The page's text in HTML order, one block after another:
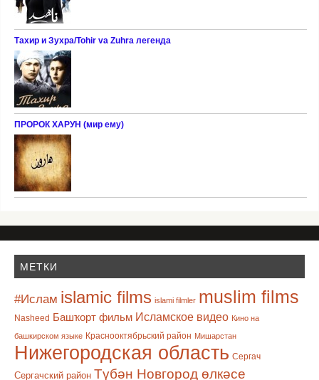
Тахир и Зухра/Tohir va Zuhra легенда
ПРОРОК ХАРУН (мир ему)
МЕТКИ
#Ислам islamic films islami filmler muslim films
Nasheed Башҡорт фильм Исламское видео Кино на
башкирском языке Краснооктябрьский район Мишарстан
Нижегородская область Сергач
Сергачский район Түбән Новгород өлкәсе